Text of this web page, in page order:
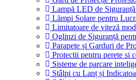
Lampă LED de
Lămpi Solare pentru
Limitatoare de viteză
Oglinzi de Siguranță
Parapete și Garduri de
Protectii pentru perete si
Sisteme de parcare
Stâlpi cu Lanț și